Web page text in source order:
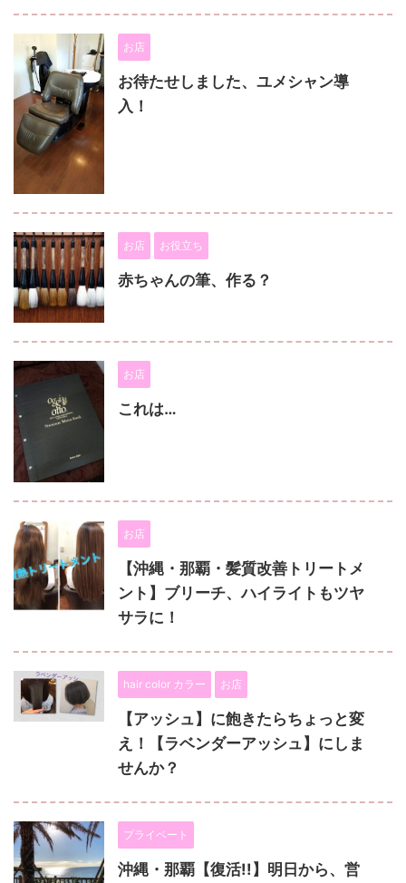
お店
お待たせしました、ユメシャン導
入！
お店 お役立ち
赤ちゃんの筆、作る？
お店
これは…
お店
【沖縄・那覇・髪質改善トリートメ
ント】ブリーチ、ハイライトもツヤ
サラに！
hair color カラー お店
【アッシュ】に飽きたらちょっと変
え！【ラベンダーアッシュ】にしま
せんか？
プライベート
沖縄・那覇【復活!!】明日から、営